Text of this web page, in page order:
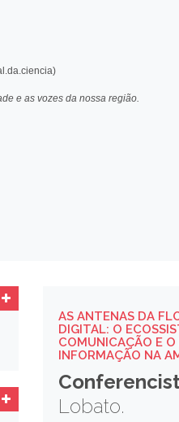
AS ANTENAS DA
DIGITAL: O
COMUNICAÇÃO E
INFORMAÇÃO NA
Lobato.